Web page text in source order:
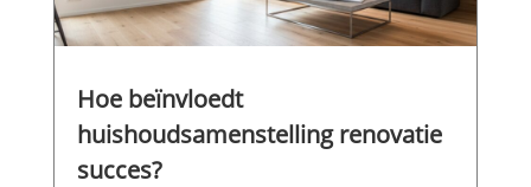
Hoe beïnvloedt
huishoudsamenstelling renovatie
succes?